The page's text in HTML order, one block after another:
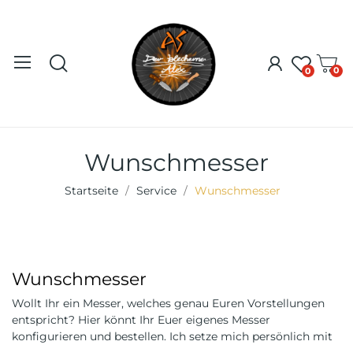
0 0
Wunschmesser
Startseite Service Wunschmesser
Wunschmesser
Wollt Ihr ein Messer, welches genau Euren Vorstellungen
entspricht? Hier könnt Ihr Euer eigenes Messer
konfigurieren und bestellen. Ich setze mich persönlich mit